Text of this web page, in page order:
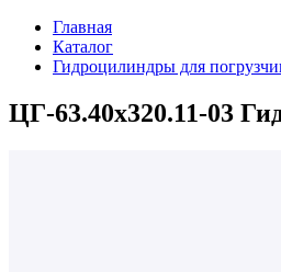
Главная
Каталог
Гидроцилиндры для
ЦГ-63.40х320.11-03